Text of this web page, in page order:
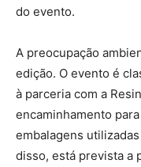
do evento.
A preocupação
edição. O evento é
à parceria com a
encaminhamento
embalagens
disso, está prevista a